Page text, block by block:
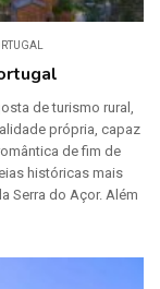
de turismo rural,
própria, capaz
de fim de
históricas mais
Serra do Açor. Além